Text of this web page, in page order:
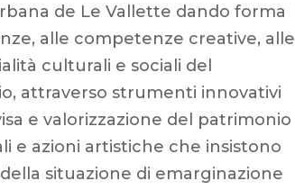
de Le Vallette dando forma
alle competenze creative, alle
culturali e sociali del
attraverso strumenti innovativi
e valorizzazione del patrimonio
e azioni artistiche che insistono
situazione di emarginazione